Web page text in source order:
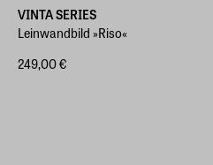
VINTA SERIES
Leinwandbild »Riso«
249,00 €